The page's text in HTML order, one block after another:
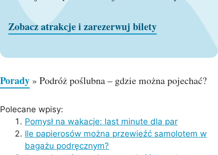
Zobacz atrakcje i zarezerwuj bilety
Porady » Podróż poślubna – gdzie można pojechać?
Polecane wpisy:
Pomysł na wakacje: last minute dla par
Ile papierosów można przewieźć samolotem w
bagażu podręcznym?